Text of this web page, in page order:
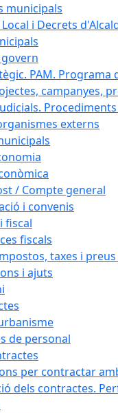
municipals
i Decrets
PAM. Programa
campanyes,
externs
/ Compte general
i convenis
fiscal
fiscals
taxes i
i ajuts
de personal
per contractar
dels contractes.